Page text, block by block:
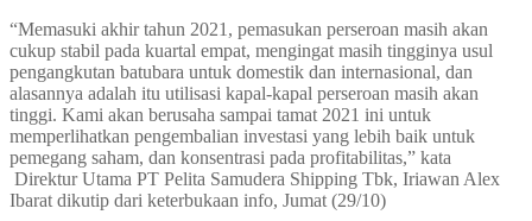
“Memasuki akhir tahun 2021, pemasukan perseroan masih akan
cukup stabil pada kuartal empat, mengingat masih tingginya usul
pengangkutan batubara untuk domestik dan internasional, dan
alasannya adalah itu utilisasi kapal-kapal perseroan masih akan
tinggi. Kami akan berusaha sampai tamat 2021 ini untuk
memperlihatkan pengembalian investasi yang lebih baik untuk
pemegang saham, dan konsentrasi pada profitabilitas,” kata
Direktur Utama PT Pelita Samudera Shipping Tbk, Iriawan Alex
Ibarat dikutip dari keterbukaan info, Jumat (29/10)